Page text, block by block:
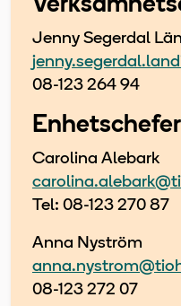
Jenny Segerdal
08-123 264 94
Enhetschefer
Carolina Alebark
Tel: 08-123 270 87
Anna Nyström
08-123 272 07